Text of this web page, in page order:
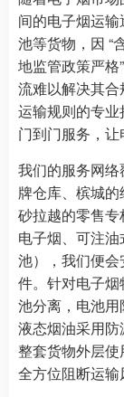
间的电子烟运
池等货物，因 “
地监管政策严
流难以解决其
运输规则的专
门到门服务，让
我们的服务网
牌仓库、槟城的
砂拉越的零售
电子烟、可注
池），我们便
件。针对电子
池分离，电池用
液态烟油采用防
整套货物外层使
全方位阻断运输